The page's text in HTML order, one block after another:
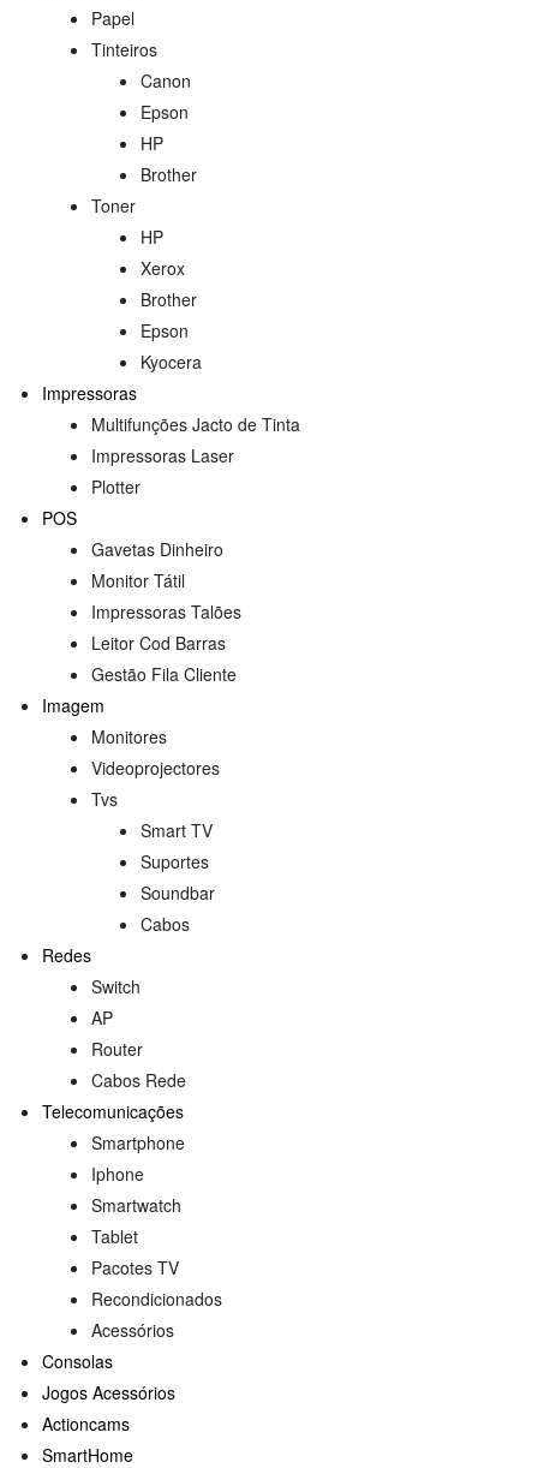
Papel
Tinteiros
Canon
Epson
HP
Brother
Toner
HP
Xerox
Brother
Epson
Kyocera
Impressoras
Multifunções Jacto de Tinta
Impressoras Laser
Plotter
POS
Gavetas Dinheiro
Monitor Tátil
Impressoras Talões
Leitor Cod Barras
Gestão Fila Cliente
Imagem
Monitores
Videoprojectores
Tvs
Smart TV
Suportes
Soundbar
Cabos
Redes
Switch
AP
Router
Cabos Rede
Telecomunicações
Smartphone
Iphone
Smartwatch
Tablet
Pacotes TV
Recondicionados
Acessórios
Consolas
Jogos Acessórios
Actioncams
SmartHome